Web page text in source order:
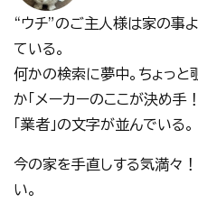
“ウチ”のご主人様は家の事
ている。
何かの検索に夢中。ちょっと
か「メーカーのここが決め手
「業者」の文字が並んでいる。
今の家を手直しする気満々
い。